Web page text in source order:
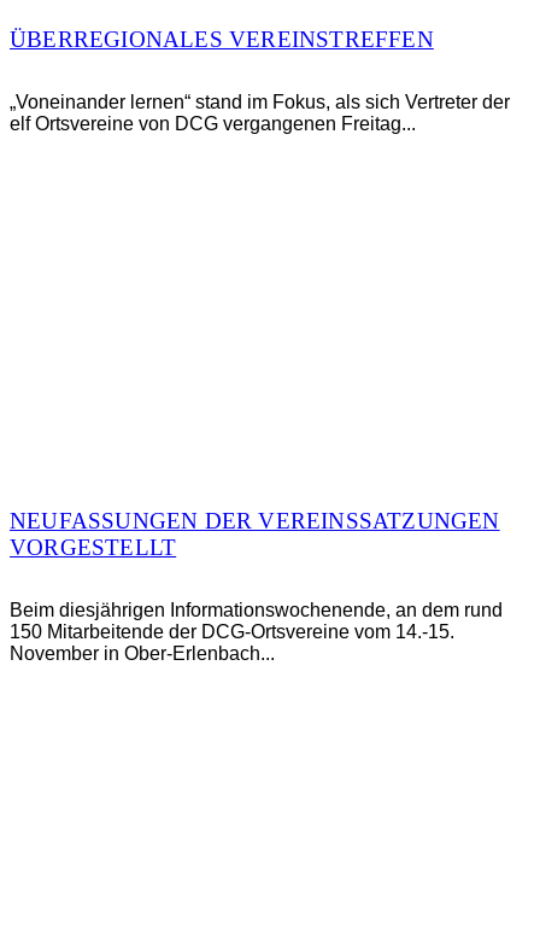
ÜBERREGIONALES VEREINSTREFFEN
„Voneinander lernen“ stand im Fokus, als sich Vertreter der
elf Ortsvereine von DCG vergangenen Freitag...
NEUFASSUNGEN DER VEREINSSATZUNGEN
VORGESTELLT
Beim diesjährigen Informationswochenende, an dem rund
150 Mitarbeitende der DCG-Ortsvereine vom 14.-15.
November in Ober-Erlenbach...